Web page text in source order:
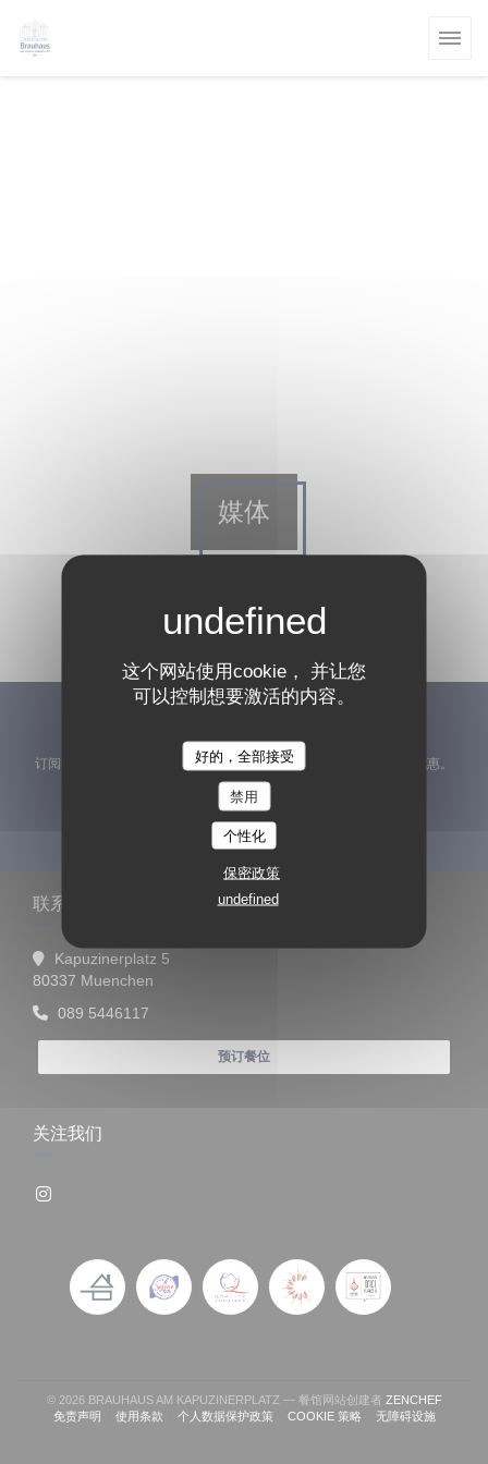
这个网站使用cookie， 并让您
可以控制想要激活的内容。
好的，全部接受
禁用
个性化
保密政策
undefined
媒体
订阅我们的时事通讯，通过电子邮件接收我们的个性化通讯和营销优惠。
订阅
联系我们
Kapuzinerplatz 5
80337 Muenchen
089 5446117
预订餐位
关注我们
Instagram ((在新窗口中打开))
© 2026 BRAUHAUS AM KAPUZINERPLATZ — 餐馆网站创建者 ZENCHEF((在新窗
免责声明((在新窗口中打开))
使用条款((在新窗口中打开))
个人数据保护政策((在新窗口中打开))
COOKIE 策略((在新窗口中打开))
无障碍设施
((在新窗口中打